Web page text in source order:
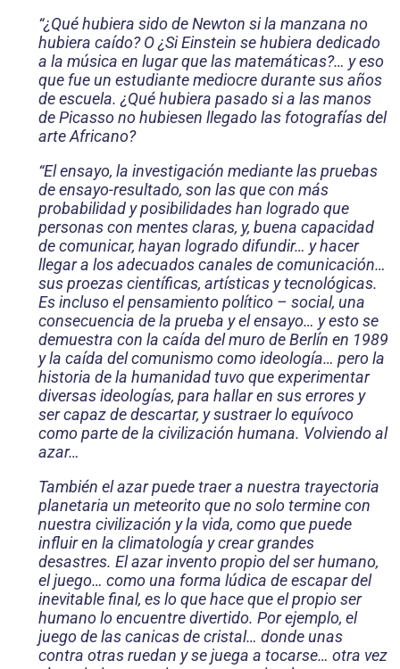
“¿Qué hubiera sido de Newton si la manzana no
hubiera caído? O ¿Si Einstein se hubiera dedi­cado
a la música en lugar que las matemáticas?… y eso
que fue un estudiante mediocre durante sus años
de escuela. ¿Qué hubiera pasado si a las manos
de Picasso no hubiesen llegado las fotografías del
arte Africano?
“El ensayo, la investigación mediante las pruebas
de ensayo-resultado, son las que con más
probabilidad y posibilidades han logrado que
personas con mentes claras, y, buena capacidad
de comunicar, hayan logrado difundir… y hacer
llegar a los adecuados canales de comunicación…
sus proezas científicas, artísticas y tecnológicas.
Es incluso el pensamiento político – social, una
consecuencia de la prueba y el ensayo… y esto se
demuestra con la caída del muro de Berlín en 1989
y la caída del comunismo como ideología… pero la
historia de la humanidad tuvo que ex­perimentar
diversas ideologías, para hallar en sus errores y
ser capaz de descartar, y sustraer lo equívoco
como parte de la civilización humana. Volviendo al
azar…
También el azar puede traer a nuestra trayectoria
planetaria un meteorito que no solo termine con
nuestra civilización y la vida, como que puede
influir en la climatología y crear grandes
desastres. El azar invento propio del ser humano,
el juego… como una forma lúdica de escapar del
inevitable final, es lo que hace que el propio ser
humano lo encuentre divertido. Por ejemplo, el
juego de las canicas de cristal… donde unas
contra otras ruedan y se juega a tocarse… otra vez